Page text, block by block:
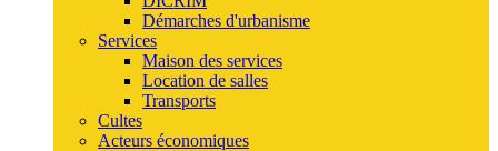
Démarches d'urbanisme
Services
Maison des services
Location de salles
Transports
Cultes
Acteurs économiques